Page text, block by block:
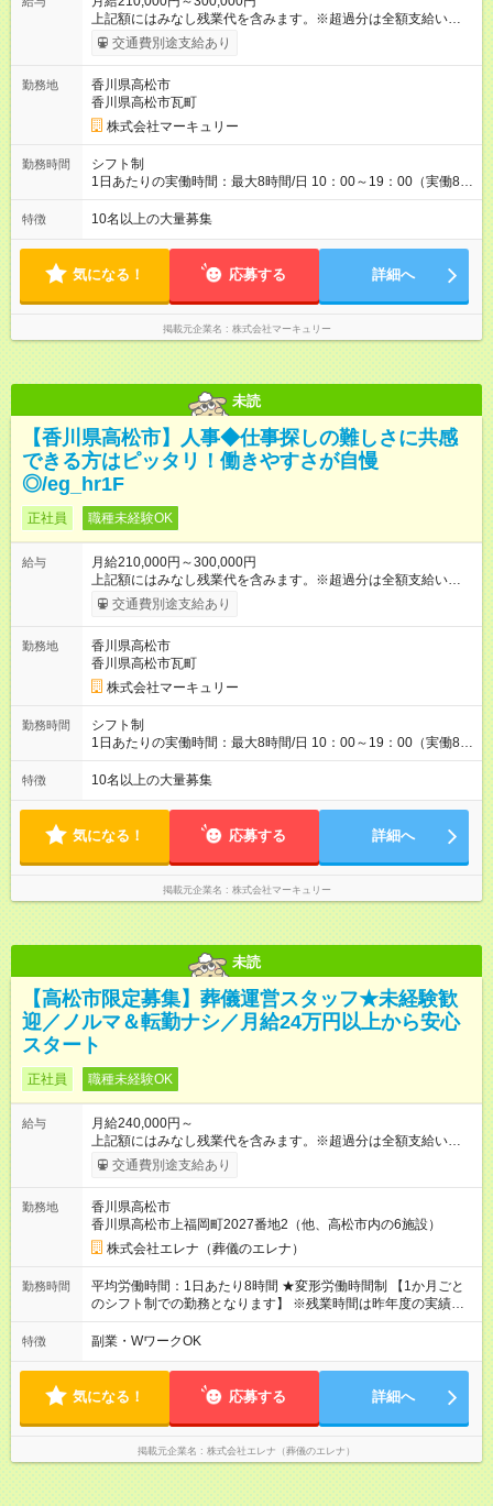
上記額にはみなし残業代を含みます。※超過分は全額支給いたし
ます。 みなし残業代 14,616円／月 みなし残業時間 10時間／月
※能力やスキルを考慮の上、当社規程により決定します。 ーー
に1回の「年次昇給」があり、仕事での成果にあわせて昇給しま
す。特に頑張っている人は、上長の裁量でさらにプラスの昇給
となることも。努力や成長が収入につながる環境です。 【試用
期間】試用期間あり 試用期間の長さ：3ヶ月 雇用形態、給与は
本採用時と同じです。
交通費別途支給あり
勤務地
香川県高松市
香川県高松市瓦町
株式会社マーキュリー
勤務時間
シフト制
1日あたりの実働時間：最大8時間/日 10：00～19：00（実働8時
間） ※勤務地により異なります。
特徴 10名以上の大量募集
気になる！ 応募する 詳細へ
掲載元企業名 株式会社マーキュリー
未読
【香川県高松市】人事◆仕事探しの難しさに共感
できる方はピッタリ！働きやすさが自慢
◎/eg_hr1F
正社員 職種未経験OK
給与
月給210,000円～300,000円
上記額にはみなし残業代を含みます。※超過分は全額支給いたし
ます。 みなし残業代 14,616円／月 みなし残業時間 10時間／月
※能力やスキルを考慮の上、当社規程により決定します。 ーー
に1回の「年次昇給」があり、仕事での成果にあわせて昇給しま
す。特に頑張っている人は、上長の裁量でさらにプラスの昇給
となることも。努力や成長が収入につながる環境です。 【試用
期間】試用期間あり 試用期間の長さ：3ヶ月 雇用形態、給与は
本採用時と同じです。
交通費別途支給あり
勤務地
香川県高松市
香川県高松市瓦町
株式会社マーキュリー
勤務時間
シフト制
1日あたりの実働時間：最大8時間/日 10：00～19：00（実働8時
間） ※勤務地により異なります。
特徴 10名以上の大量募集
気になる！ 応募する 詳細へ
掲載元企業名 株式会社マーキュリー
未読
【高松市限定募集】葬儀運営スタッフ★未経験歓
迎／ノルマ＆転勤ナシ／月給24万円以上から安心
スタート
正社員 職種未経験OK
給与
月給240,000円～
上記額にはみなし残業代を含みます。※超過分は全額支給いたし
ます。 みなし残業代 59,176円／月 みなし残業時間 45時間／月
★賞与年2回 （昨年度実績2ヶ月分）あり。 ★ノルマはありま
度を評価します。 【試用期間】試用期間あり 試用期間の長さ：
3ヶ月 雇用形態、給与は本採用時と同じです。
交通費別途支給あり
勤務地
香川県高松市
香川県高松市上福岡町2027番地2（他、高松市内の6施設）
株式会社エレナ（葬儀のエレナ）
勤務時間
平均労働時間：1日あたり8時間 ★変形労働時間制 【1か月ごと
のシフト制での勤務となります】 ※残業時間は昨年度の実績で
月平均30時間程度です。対応できる業務によって個人差があり
ます。 ★勤務時間 ８：３０～１７：３０が基本シフトとなりま
間：1日あたり8時間 ★変形労働時間制 【1か月ごとのシフト制
での勤務となります】 ※残業時間は昨年度の実績で月平均30時
間程度です。対応できる業務によって個人差があります。 ★勤
務時間 ８：３０～１７：３０が基本シフトとなります ★パソコ
ン（PC）を使った入力作業があります
特徴 副業・WワークOK
気になる！ 応募する 詳細へ
掲載元企業名 株式会社エレナ（葬儀のエレナ）